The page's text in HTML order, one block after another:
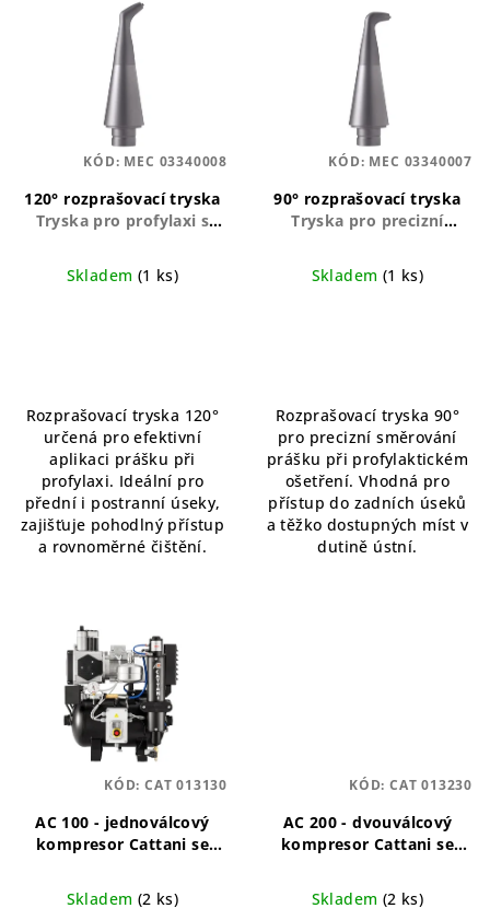
120° rozprašovací tryska
Tryska pro profylaxi s
Skladem (1 ks)
Rozprašovací tryska 120°
určená pro efektivní
aplikaci prášku při
profylaxi. Ideální pro
přední i postranní úseky,
zajišťuje pohodlný přístup
a rovnoměrné čištění.
KÓD: MEC 03340008
90° rozprašovací tryska
Tryska pro precizní
Skladem (1 ks)
Rozprašovací tryska 90°
pro precizní směrování
prášku při profylaktickém
ošetření. Vhodná pro
přístup do zadních úseků
a těžko dostupných míst v
dutině ústní.
KÓD: MEC 03340007
AC 100 - jednoválcový
kompresor Cattani se
Jednoválcový bezolejový
kompresor s vysoušečem
Skladem (2 ks)
KÓD: CAT 013130
AC 200 - dvouválcový
kompresor Cattani se
Dvouválcový bezolejový
kompresor pro dvě
Skladem (2 ks)
KÓD: CAT 013230